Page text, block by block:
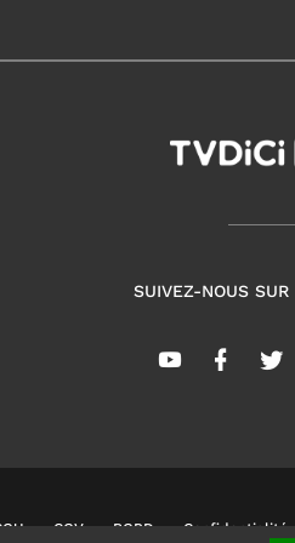
SUIVEZ-NOUS SUR
CGV RGPD Confidentialité